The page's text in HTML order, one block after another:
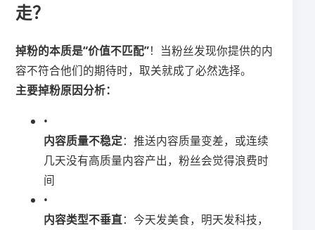
走？
​掉粉的本质是“价值不匹配”​​！当粉丝发现你提供的内
容不符合他们的期待时，取关就成了必然选择。
​主要掉粉原因分析：​
•
​内容质量不稳定​​：推送内容质量变差，或连续
几天没有高质量内容产出，粉丝会觉得浪费时
间
•
​内容类型不垂直​​：今天发美食，明天发科技，